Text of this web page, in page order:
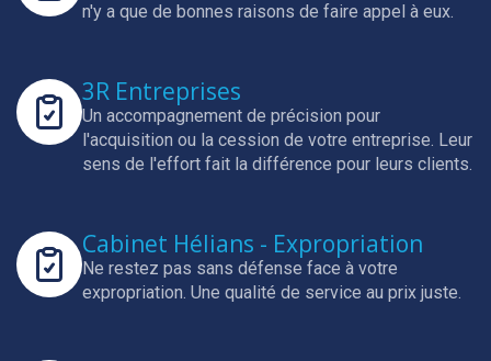
n'y a que de bonnes raisons de faire appel à eux.
3R Entreprises
Un accompagnement de précision pour
l'acquisition ou la cession de votre entreprise. Leur
sens de l'effort fait la différence pour leurs clients.
Cabinet Hélians - Expropriation
Ne restez pas sans défense face à votre
expropriation. Une qualité de service au prix juste.